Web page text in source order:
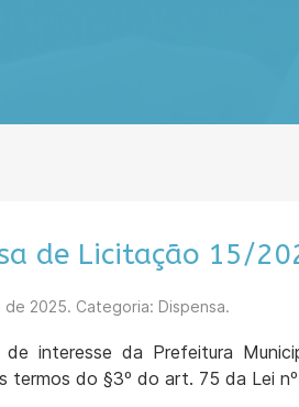
de Licitação 15/
de 2025. Categoria: Dispensa.
de interesse da Prefeitura
termos do §3º do art. 75 da Lei